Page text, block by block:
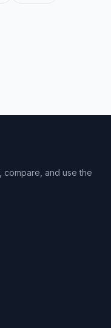
compare, and use the